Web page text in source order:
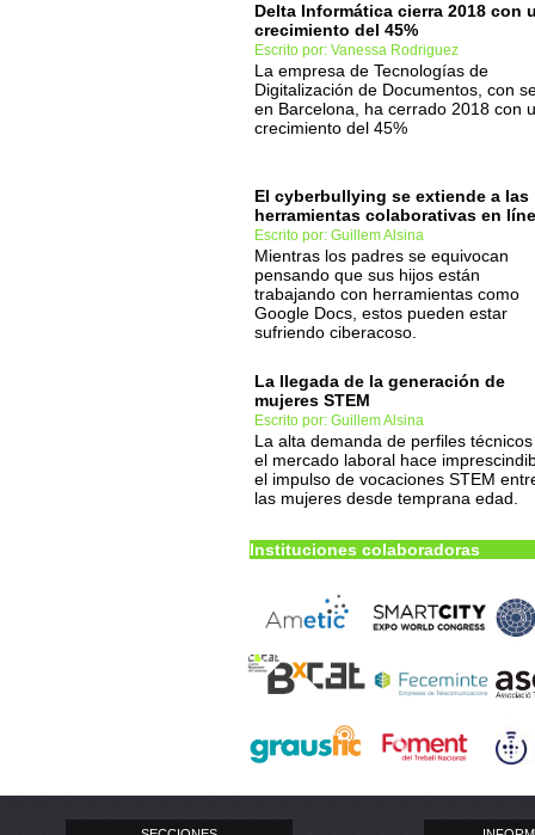
Delta Informática cierra 2018 con
crecimiento del 45%
Escrito por: Vanessa Rodriguez
La empresa de Tecnologías de
Digitalización de Documentos, con
en Barcelona, ha cerrado 2018 con
crecimiento del 45%
El cyberbullying se extiende a las
herramientas colaborativas en
Escrito por: Guillem Alsina
Mientras los padres se equivocan
pensando que sus hijos están
trabajando con herramientas como
Google Docs, estos pueden estar
sufriendo ciberacoso.
La llegada de la generación de
mujeres STEM
Escrito por: Guillem Alsina
La alta demanda de perfiles
el mercado laboral hace
el impulso de vocaciones STEM
las mujeres desde temprana edad.
Instituciones colaboradoras